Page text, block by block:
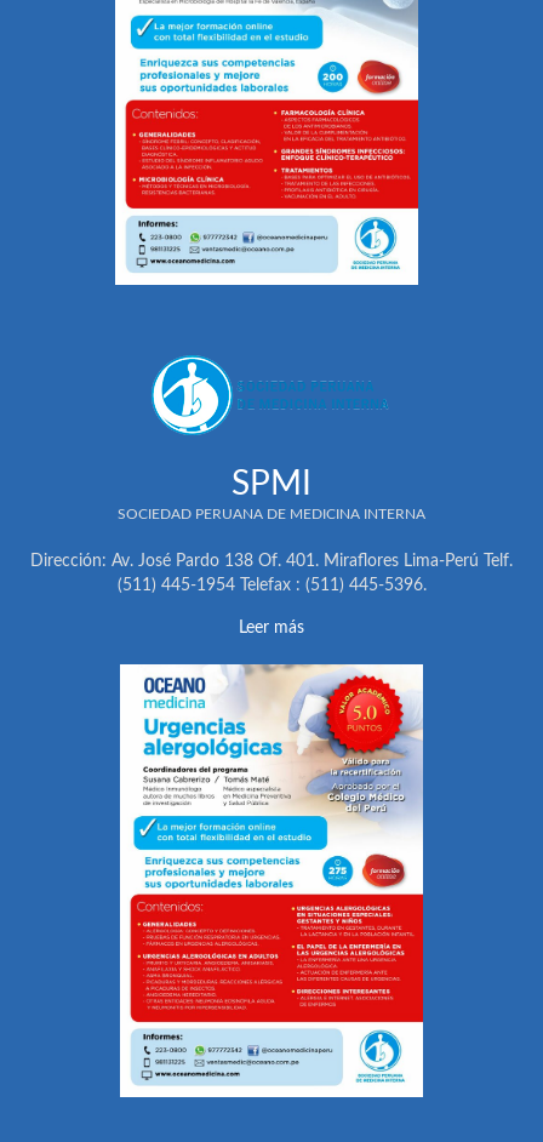
SPMI
SOCIEDAD PERUANA DE MEDICINA INTERNA
Dirección: Av. José Pardo 138 Of. 401. Miraflores Lima-Perú Telf.
(511) 445-1954 Telefax : (511) 445-5396.
Leer más